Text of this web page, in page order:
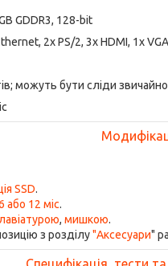
GDDR3, 128-bit
2x PS/2, 3x HDMI, 1x
можуть бути сліди
SSD.
або 12 міс.
, мишкою.
з розділу"Аксесуари"